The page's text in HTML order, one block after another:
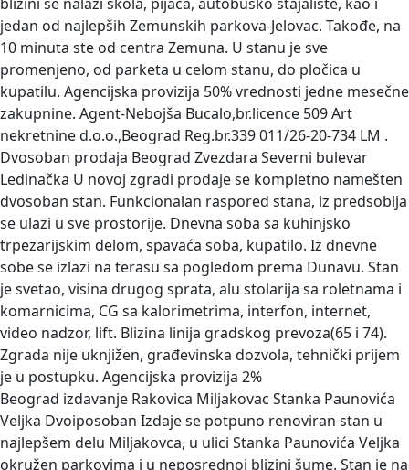
jedan od najlepših Zemunskih parkova-Jelovac. Takođe, na
10 minuta ste od centra Zemuna. U stanu je sve
promenjeno, od parketa u celom stanu, do pločica u
kupatilu. Agencijska provizija 50% vrednosti jedne mesečne
zakupnine. Agent-Nebojša Bucalo,br.licence 509 Art
nekretnine d.o.o.,Beograd Reg.br.339 011/26-20-734 LM .
Dvosoban prodaja Beograd Zvezdara Severni bulevar
Ledinačka U novoj zgradi prodaje se kompletno namešten
dvosoban stan. Funkcionalan raspored stana, iz predsoblja
se ulazi u sve prostorije. Dnevna soba sa kuhinjsko
trpezarijskim delom, spavaća soba, kupatilo. Iz dnevne
sobe se izlazi na terasu sa pogledom prema Dunavu. Stan
je svetao, visina drugog sprata, alu stolarija sa roletnama i
komarnicima, CG sa kalorimetrima, interfon, internet,
video nadzor, lift. Blizina linija gradskog prevoza(65 i 74).
Zgrada nije uknjižen, građevinska dozvola, tehnički prijem
je u postupku. Agencijska provizija 2%
Beograd izdavanje Rakovica Miljakovac Stanka Paunovića
Veljka Dvoiposoban Izdaje se potpuno renoviran stan u
najlepšem delu Miljakovca, u ulici Stanka Paunovića Veljka
okružen parkovima i u neposrednoj blizini šume. Stan je na